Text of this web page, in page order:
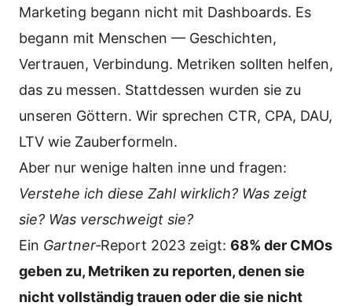
Marketing begann nicht mit Dashboards. Es
begann mit Menschen — Geschichten,
Vertrauen, Verbindung. Metriken sollten helfen,
das zu messen. Stattdessen wurden sie zu
unseren Göttern. Wir sprechen CTR, CPA, DAU,
LTV wie Zauberformeln.
Aber nur wenige halten inne und fragen:
Verstehe ich diese Zahl wirklich? Was zeigt
sie? Was verschweigt sie?
Ein Gartner‑Report 2023 zeigt: 68% der CMOs
geben zu, Metriken zu reporten, denen sie
nicht vollständig trauen oder die sie nicht